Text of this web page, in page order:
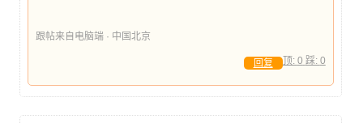
跟帖来自电脑端 · 中国北京
顶: 0 踩: 0
回复